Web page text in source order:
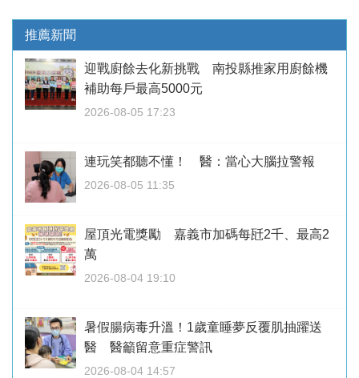
推薦新聞
迎戰廚餘去化新挑戰 南投縣推家用廚餘機
補助每戶最高5000元
2026-08-05 17:23
連玩笑都聽不懂！ 醫：當心大腦拉警報
2026-08-05 11:35
屋頂光電獎勵 嘉義市加碼每瓩2千、最高2
萬
2026-08-04 19:10
暑假腸病毒升溫！1歲童睡夢反覆肌抽躍送
醫 醫籲留意重症警訊
2026-08-04 14:57